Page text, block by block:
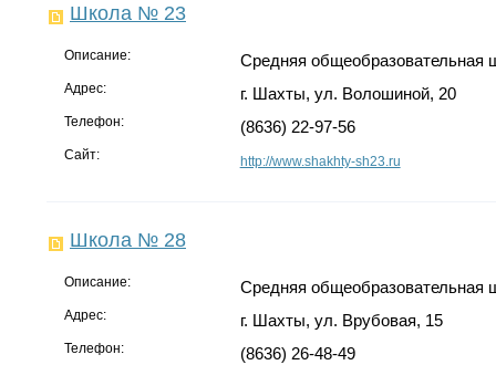
Школа № 23
Описание: Средняя общеобразовательная
Адрес: г. Шахты, ул. Волошиной, 20
Телефон: (8636) 22-97-56
Сайт: http://www.shakhty-sh23.ru
Школа № 28
Описание: Средняя общеобразовательная
Адрес: г. Шахты, ул. Врубовая, 15
Телефон: (8636) 26-48-49